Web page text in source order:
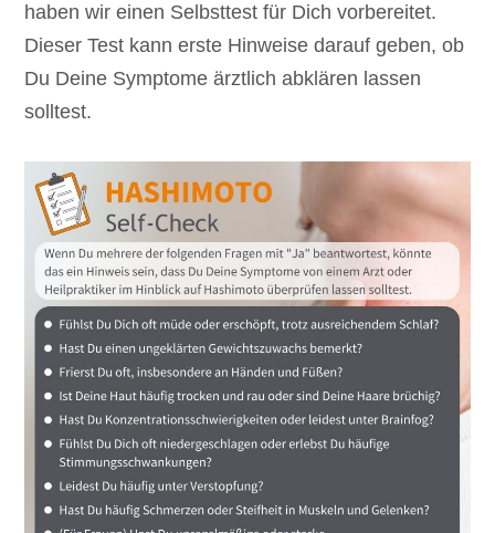
haben wir einen Selbsttest für Dich vorbereitet.
Dieser Test kann erste Hinweise darauf geben, ob
Du Deine Symptome ärztlich abklären lassen
solltest.